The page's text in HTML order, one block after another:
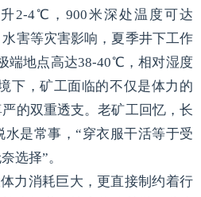
2-4℃，900米深处温度可达
害等灾害影响，夏季井下工作
端地点高达38-40℃，相对湿度
下，矿工面临的不仅是体力的
的双重透支。老矿工回忆，长
是常事，“穿衣服干活等于受
选择”。
力消耗巨大，更直接制约着行